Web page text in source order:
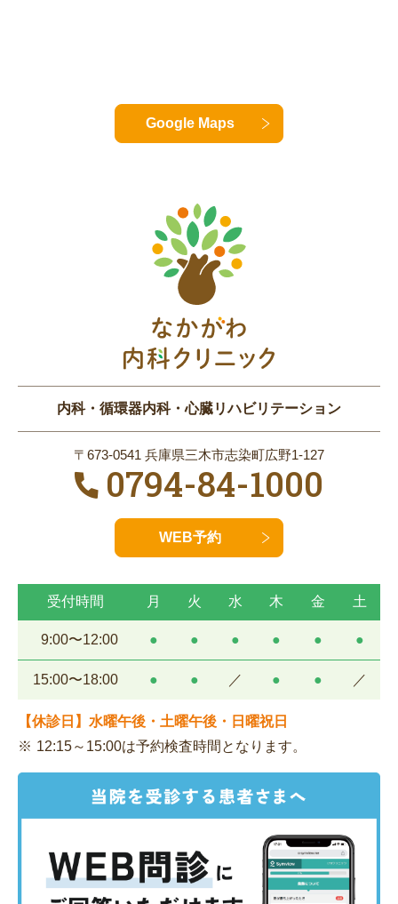
Google Maps
内科・循環器内科・心臓リハビリテーション
〒673-0541 兵庫県三木市志染町広野1-127
0794-84-1000
WEB予約
受付時間 月 火 水 木 金 土
9:00〜12:00 ● ● ● ● ● ●
15:00〜18:00 ● ● ／ ● ● ／
【休診日】水曜午後・土曜午後・日曜祝日
12:15～15:00は予約検査時間となります。